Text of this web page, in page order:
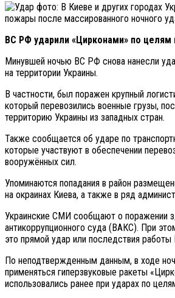
фото: В Киеве и других городах
пожары после массированного ночного
ВС РФ ударили «Цирконами» по целям
Минувшей ночью ВС РФ снова нанесли
на территории Украины.
В частности, был поражен крупный
который перевозились военные грузы,
территорию Украины из западных стран.
Также сообщается об ударе по
которые участвуют в обеспечении
вооружённых сил.
Упоминаются попадания в район
на окраинах Киева, а также в ряд
Украинские СМИ сообщают о поражении
антикоррупционного суда (ВАКС). При
это прямой удар или последствия
По неподтвержденным данным, в ходе
применяться гиперзвуковые ракеты
использовались ранее при ударах по